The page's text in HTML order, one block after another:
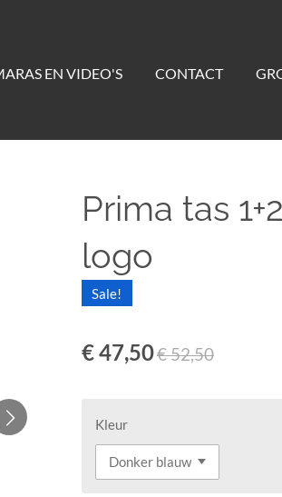
EN VIDEO'S CONTACT
Prima tas
logo
Sale!
€ 47,50€ 52,50
Kleur